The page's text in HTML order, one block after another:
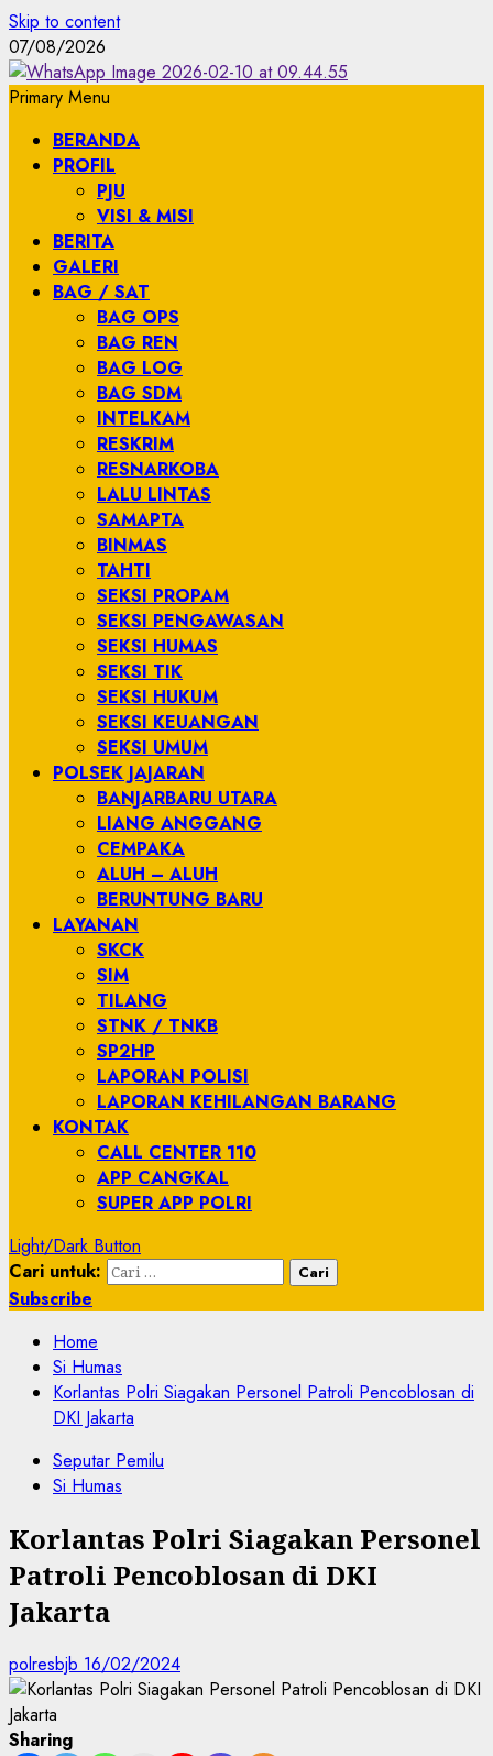
Skip to content
07/08/2026
Primary Menu
BERANDA
PROFIL
PJU
VISI & MISI
BERITA
GALERI
BAG / SAT
BAG OPS
BAG REN
BAG LOG
BAG SDM
INTELKAM
RESKRIM
RESNARKOBA
LALU LINTAS
SAMAPTA
BINMAS
TAHTI
SEKSI PROPAM
SEKSI PENGAWASAN
SEKSI HUMAS
SEKSI TIK
SEKSI HUKUM
SEKSI KEUANGAN
SEKSI UMUM
POLSEK JAJARAN
BANJARBARU UTARA
LIANG ANGGANG
CEMPAKA
ALUH – ALUH
BERUNTUNG BARU
LAYANAN
SKCK
SIM
TILANG
STNK / TNKB
SP2HP
LAPORAN POLISI
LAPORAN KEHILANGAN BARANG
KONTAK
CALL CENTER 110
APP CANGKAL
SUPER APP POLRI
Light/Dark Button
Cari untuk:
Subscribe
Home
Si Humas
Korlantas Polri Siagakan Personel Patroli Pencoblosan di
DKI Jakarta
Seputar Pemilu
Si Humas
Korlantas Polri Siagakan Personel
Patroli Pencoblosan di DKI
Jakarta
polresbjb 16/02/2024
Sharing